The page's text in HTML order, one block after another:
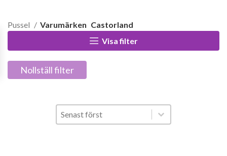
Pussel Varumärken Castorland
Visa filter
Nollställ filter
Sort
Sort content
Senast först
Sort content